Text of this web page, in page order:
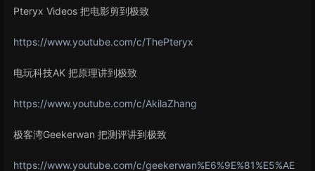
Pteryx Videos 把电影剪到极致
https://www.youtube.com/c/ThePteryx
电玩科技AK 把原理讲到极致
https://www.youtube.com/c/AkilaZhang
极客湾Geekerwan 把测评讲到极致
https://www.youtube.com/c/geekerwan%E6%9E%81%E5%AE